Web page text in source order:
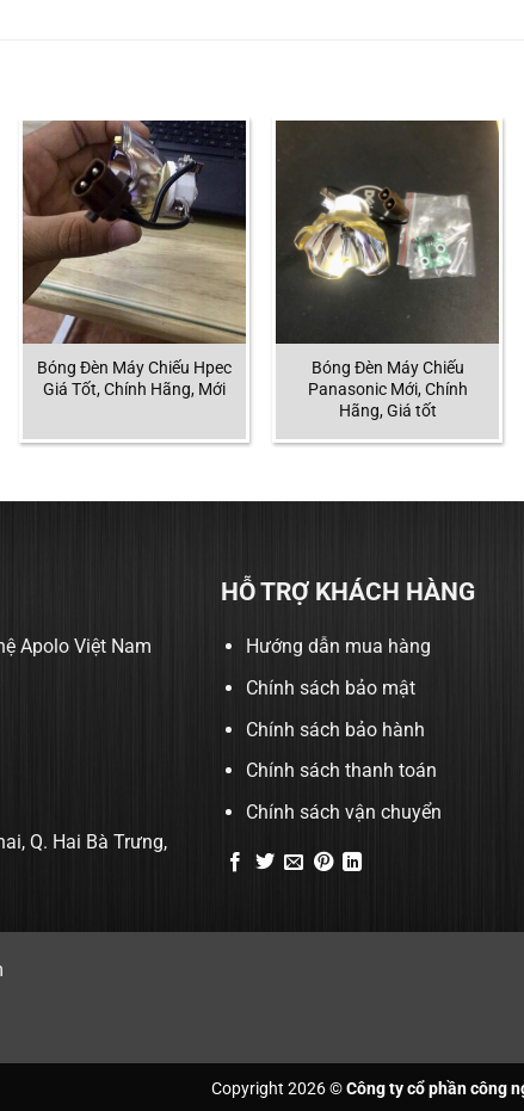
Bóng Đèn Máy Chiếu Hpec
Giá Tốt, Chính Hãng, Mới
Bóng Đèn Máy Chiếu
Panasonic Mới, Chính
Hãng, Giá tốt
Apolo Việt Nam
Q. Hai Bà Trưng,
HỖ TRỢ KHÁCH HÀNG
Hướng dẫn mua hàng
Chính sách bảo mật
Chính sách bảo hành
Chính sách thanh toán
Chính sách vận chuyển
Copyright 2026 ©Công ty cổ phần công